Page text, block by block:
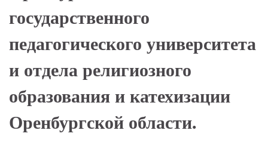
государственного
педагогического университета
и отдела религиозного
образования и катехизации
Оренбургской области.